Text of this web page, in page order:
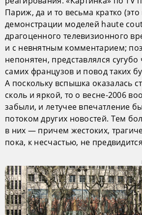
Париж, да и то весьма кратко (это
демонстрации моделей haute
драгоценного телевизионного
и с невнятным комментарием;
непонятен, представлялся
самих французов и повод таких
А поскольку вспышка оказалась
сколь и яркой, то о весне-2006
забыли, и летучее впечатление
потоком других новостей. Тем
в них — причем жестоких,
пока, к несчастью, не